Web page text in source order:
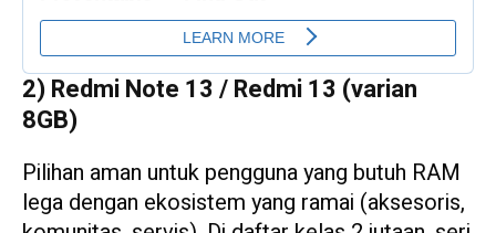
2) Redmi Note 13 / Redmi 13 (varian
8GB)
Pilihan aman untuk pengguna yang butuh RAM
lega dengan ekosistem yang ramai (aksesoris,